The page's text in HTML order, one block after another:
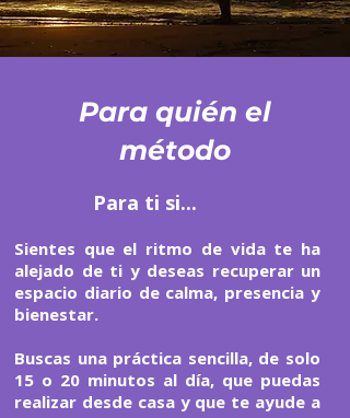
Para ti si...
Sientes que el ritmo de vida te ha
alejado de ti y deseas recuperar un
espacio diario de calma, presencia y
bienestar.
Buscas una práctica sencilla, de solo
15 o 20 minutos al día, que puedas
realizar desde casa y que te ayude a
Para quién el
método